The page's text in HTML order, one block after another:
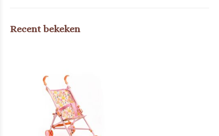
Recent bekeken